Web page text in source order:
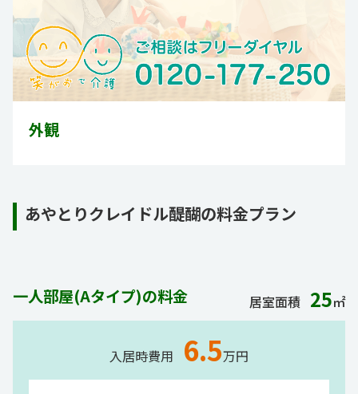
外観
あやとりクレイドル醍醐の料金プラン
一人部屋(Aタイプ)の料金 居室面積 25㎡
入居時費用 6.5万円